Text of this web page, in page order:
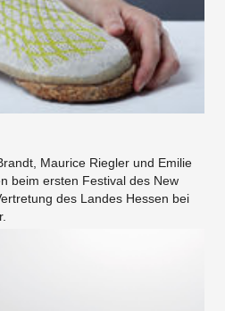
Maurice Riegler und Emilie
beim ersten Festival des New
des Landes Hessen bei